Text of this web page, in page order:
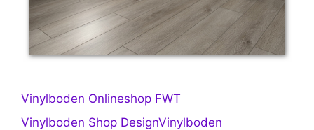
Vinylboden Onlineshop FWT
Vinylboden Shop DesignVinylboden